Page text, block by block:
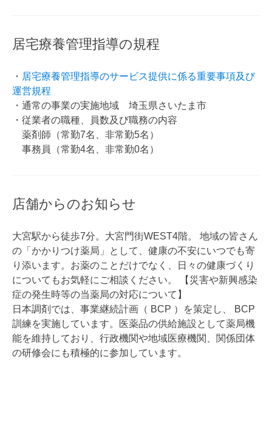
居宅療養管理指導の規程
・ 居宅療養管理指導のサービス提供に係る重要事項及び
運営規程
・通常の事業の実施地域 埼玉県さいたま市
・従業者の職種、員数及び職務の内容
薬剤師（常勤7名、非常勤5名）
事務員（常勤4名、非常勤0名）
店舗からのお知らせ
大宮駅から徒歩7分。大宮門街WEST4階。 地域の皆さん
の「かかりつけ薬局」として、健康の不安にいつでも寄
り添います。お薬のことだけでなく、日々の健康づくり
についてもお気軽にご相談ください。 【災害や新興感染
症の発生時等の当薬局の対応について】
日本調剤では、事業継続計画（ BCP ）を策定し、 BCP
訓練を実施しています。医薬品の供給施設として薬局機
能を維持しており、行政機関や地域医療機関、関係団体
の研修会にも積極的に参加しています。